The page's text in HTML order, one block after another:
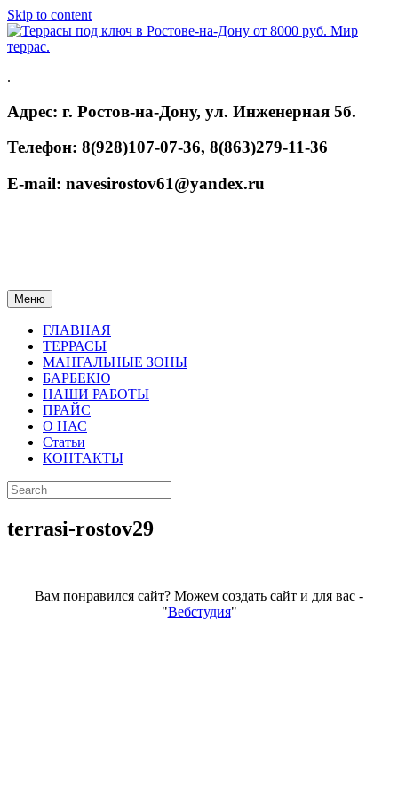
Skip to content
.
Адрес: г. Ростов-на-Дону, ул. Инженерная 5б.
Телефон: 8(928)107-07-36, 8(863)279-11-36
E-mail: navesirostov61@yandex.ru
Меню
ГЛАВНАЯ
ТЕРРАСЫ
МАНГАЛЬНЫЕ ЗОНЫ
БАРБЕКЮ
НАШИ РАБОТЫ
ПРАЙС
О НАС
Статьи
КОНТАКТЫ
terrasi-rostov29
Вам понравился сайт? Можем создать сайт и для вас -
"Вебстудия"